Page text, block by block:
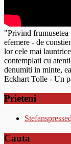
"Privind frumusetea
efemere - de
lor cele mai
contemplati cu
denumiti in minte,
Eckhart Tolle - Un
Prieteni
Cauta